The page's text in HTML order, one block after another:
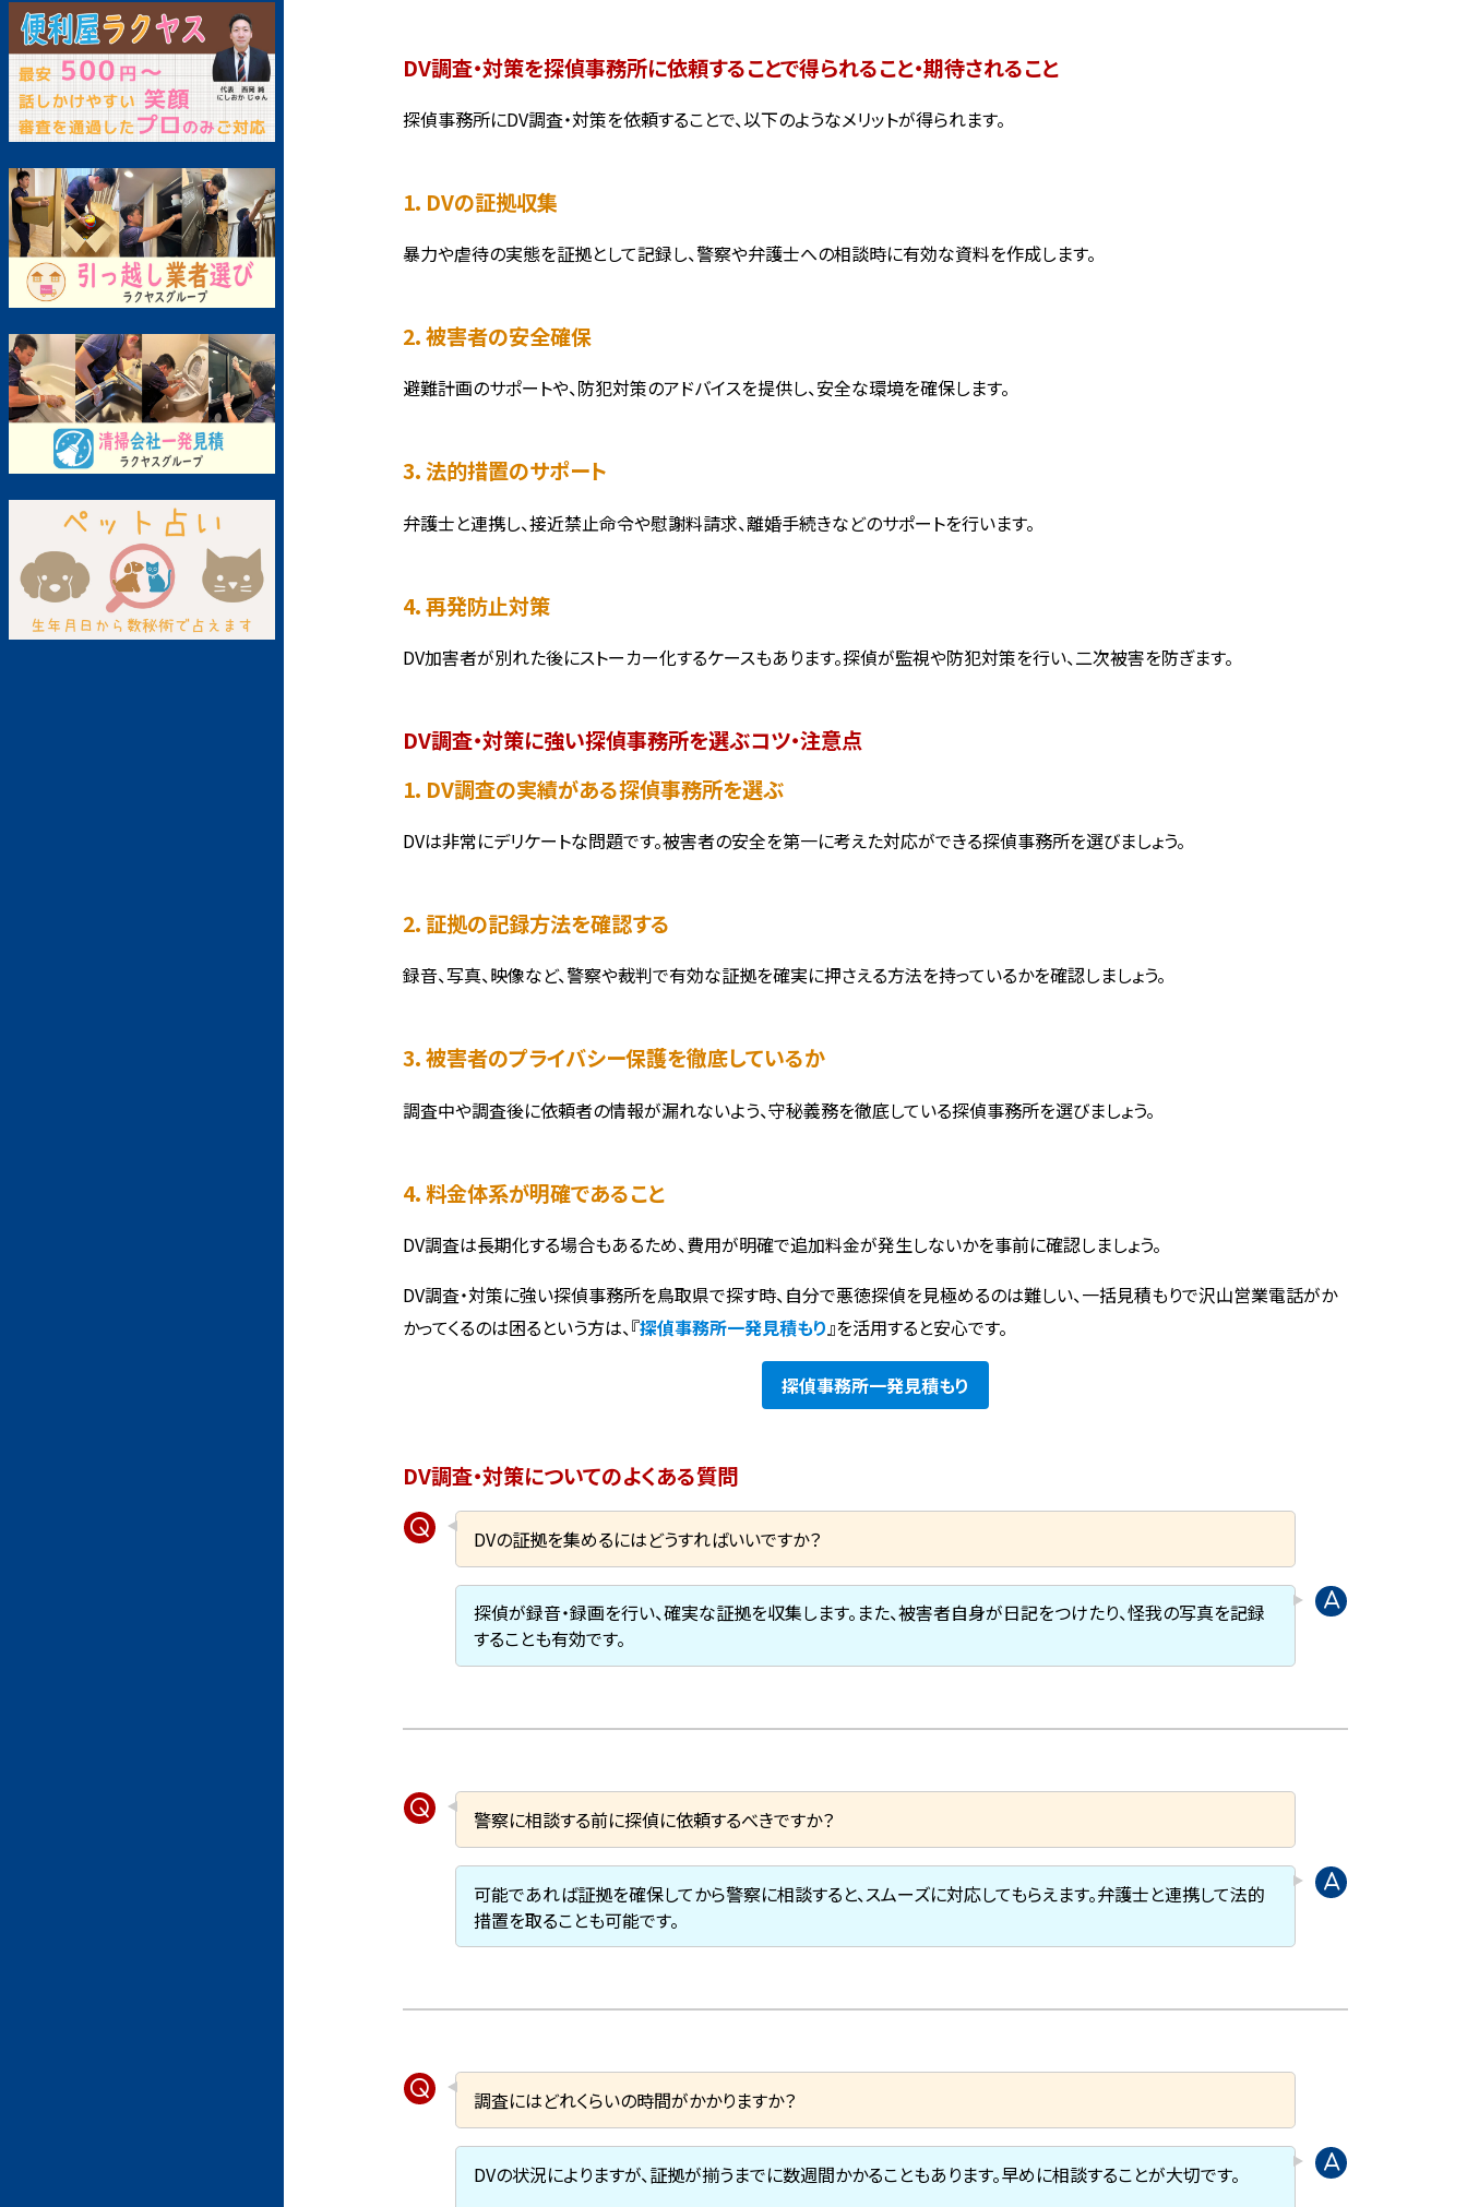
DV調査・対策を探偵事務所に依頼することで得られること・期待されること
探偵事務所にDV調査・対策を依頼することで、以下のようなメリットが得られます。
1. DVの証拠収集
暴力や虐待の実態を証拠として記録し、警察や弁護士への相談時に有効な資料を作成します。
2. 被害者の安全確保
避難計画のサポートや、防犯対策のアドバイスを提供し、安全な環境を確保します。
3. 法的措置のサポート
弁護士と連携し、接近禁止命令や慰謝料請求、離婚手続きなどのサポートを行います。
4. 再発防止対策
DV加害者が別れた後にストーカー化するケースもあります。探偵が監視や防犯対策を行い、二次被害を防ぎます。
DV調査・対策に強い探偵事務所を選ぶコツ・注意点
1. DV調査の実績がある探偵事務所を選ぶ
DVは非常にデリケートな問題です。被害者の安全を第一に考えた対応ができる探偵事務所を選びましょう。
2. 証拠の記録方法を確認する
録音、写真、映像など、警察や裁判で有効な証拠を確実に押さえる方法を持っているかを確認しましょう。
3. 被害者のプライバシー保護を徹底しているか
調査中や調査後に依頼者の情報が漏れないよう、守秘義務を徹底している探偵事務所を選びましょう。
4. 料金体系が明確であること
DV調査は長期化する場合もあるため、費用が明確で追加料金が発生しないかを事前に確認しましょう。
DV調査・対策に強い探偵事務所を鳥取県で探す時、自分で悪徳探偵を見極めるのは難しい、一括見積もりで沢山営業電話がか
かってくるのは困るという方は、『探偵事務所一発見積もり 』を活用すると安心です。
探偵事務所一発見積もり
DV調査・対策についてのよくある質問
DVの証拠を集めるにはどうすればいいですか？
探偵が録音・録画を行い、確実な証拠を収集します。また、被害者自身が日記をつけたり、怪我の写真を記録
することも有効です。
警察に相談する前に探偵に依頼するべきですか？
可能であれば証拠を確保してから警察に相談すると、スムーズに対応してもらえます。弁護士と連携して法的
措置を取ることも可能です。
調査にはどれくらいの時間がかかりますか？
DVの状況によりますが、証拠が揃うまでに数週間かかることもあります。早めに相談することが大切です。